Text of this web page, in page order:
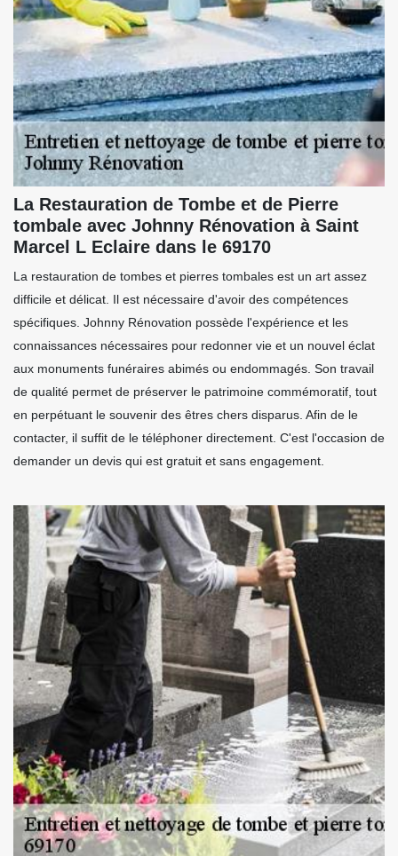
La Restauration de Tombe et de Pierre
tombale avec Johnny Rénovation à Saint
Marcel L Eclaire dans le 69170
La restauration de tombes et pierres tombales est un art assez
difficile et délicat. Il est nécessaire d'avoir des compétences
spécifiques. Johnny Rénovation possède l'expérience et les
connaissances nécessaires pour redonner vie et un nouvel éclat
aux monuments funéraires abimés ou endommagés. Son travail
de qualité permet de préserver le patrimoine commémoratif, tout
en perpétuant le souvenir des êtres chers disparus. Afin de le
contacter, il suffit de le téléphoner directement. C'est l'occasion de
demander un devis qui est gratuit et sans engagement.